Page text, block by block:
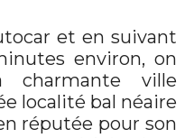
et en suivant
environ, on
charmante ville
localité bal néaire
réputée pour son